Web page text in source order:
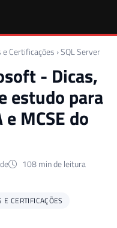
e Certificações ›SQL Server
- Dicas,
estudo para
MCSE do
108 min de leitura
E CERTIFICAÇÕES